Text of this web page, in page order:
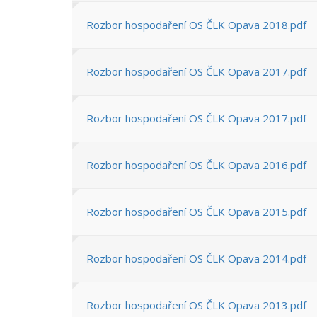
Rozbor hospodaření OS ČLK Opava 2018.pdf
Rozbor hospodaření OS ČLK Opava 2017.pdf
Rozbor hospodaření OS ČLK Opava 2017.pdf
Rozbor hospodaření OS ČLK Opava 2016.pdf
Rozbor hospodaření OS ČLK Opava 2015.pdf
Rozbor hospodaření OS ČLK Opava 2014.pdf
Rozbor hospodaření OS ČLK Opava 2013.pdf